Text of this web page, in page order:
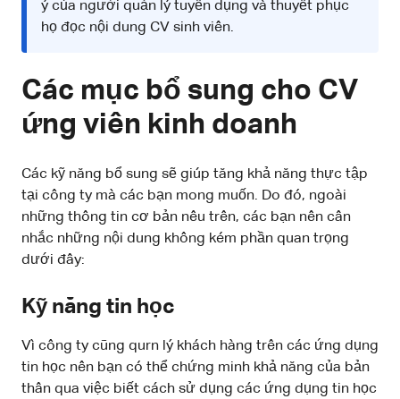
ý của người quản lý tuyển dụng và thuyết phục
họ đọc nội dung CV sinh viên.
Các mục bổ sung cho CV
ứng viên kinh doanh
Các kỹ năng bổ sung sẽ giúp tăng khả năng thực tập
tại công ty mà các bạn mong muốn. Do đó, ngoài
những thông tin cơ bản nêu trên, các bạn nên cân
nhắc những nội dung không kém phần quan trọng
dưới đây:
Kỹ năng tin học
Vì công ty cũng qurn lý khách hàng trên các ứng dụng
tin học nên bạn có thể chứng minh khả năng của bản
thân qua việc biết cách sử dụng các ứng dụng tin học